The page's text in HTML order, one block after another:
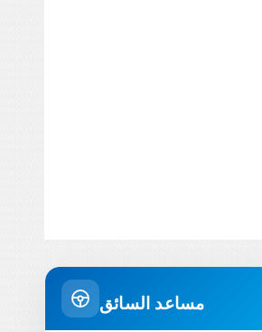
مساعد السائق